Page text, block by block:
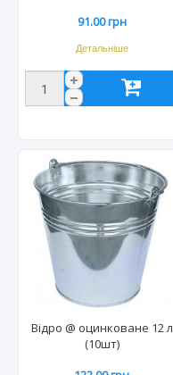
91.00 грн
Детальніше
Відро @ оцинковане 12 л
(10шт)